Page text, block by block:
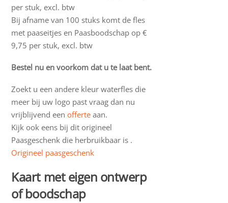
per stuk, excl. btw
Bij afname van 100 stuks komt de fles
met paaseitjes en Paasboodschap op €
9,75 per stuk, excl. btw
Bestel nu en voorkom dat u te laat bent.
Zoekt u een andere kleur waterfles die
meer bij uw logo past vraag dan nu
vrijblijvend een offerte aan.
Kijk ook eens bij dit origineel
Paasgeschenk die herbruikbaar is .
Origineel paasgeschenk
Kaart met eigen ontwerp
of boodschap